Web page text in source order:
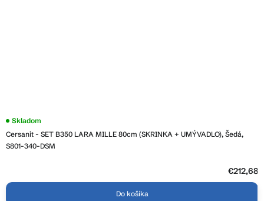
Cersanit - SET B350 LARA MILLE 80cm (SKRINKA + UMÝVADLO), Šedá,
S801-340-DSM
Priemerné
produktu
je
Skladom
€212,68
Do košíka